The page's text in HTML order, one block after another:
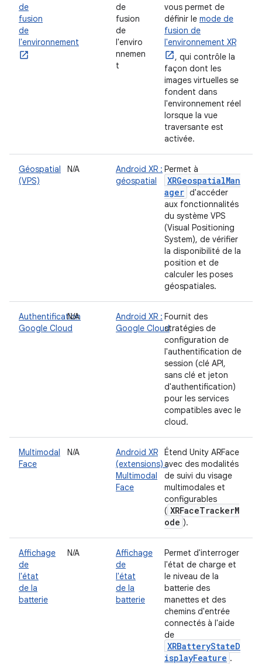
de
fusion
de
l'environnement
de
fusion
de
l'enviro
nnemen
t
vous permet de
définir le mode de
fusion de
l'environnement XR
, qui contrôle la
façon dont les
images virtuelles se
fondent dans
l'environnement réel
lorsque la vue
traversante est
activée.
Géospatial
(VPS)
N/A
Android XR :
géospatial
Permet à
XRGeospatialMan
ager d'accéder
aux fonctionnalités
du système VPS
(Visual Positioning
System), de vérifier
la disponibilité de la
position et de
calculer les poses
géospatiales.
Authentification
Google Cloud
N/A
Android XR :
Google Cloud
Fournit des
stratégies de
configuration de
l'authentification de
session (clé API,
sans clé et jeton
d'authentification)
pour les services
compatibles avec le
cloud.
Multimodal
Face
N/A
Android XR
(extensions) :
Multimodal
Face
Étend Unity ARFace
avec des modalités
de suivi du visage
multimodales et
configurables
( XRFaceTrackerM
ode ).
Affichage
de
l'état
de la
batterie
N/A
Affichage
de
l'état
de la
batterie
Permet d'interroger
l'état de charge et
le niveau de la
batterie des
manettes et des
chemins d'entrée
connectés à l'aide
de
XRBatteryStateD
isplayFeature .